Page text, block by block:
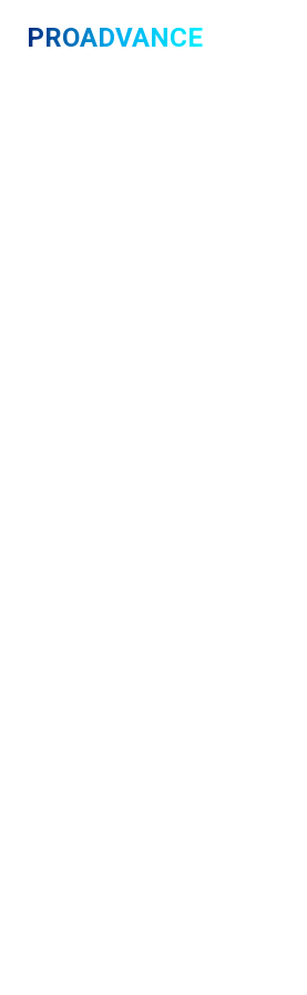
PROADVANCE